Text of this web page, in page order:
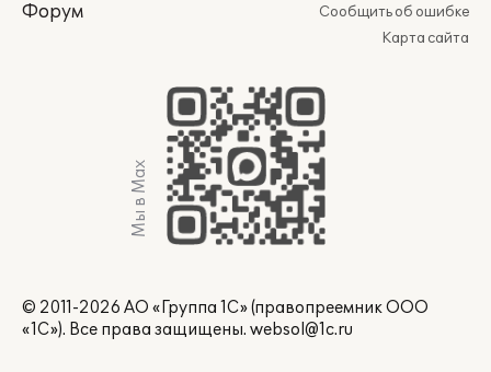
Форум
Сообщить об ошибке
Карта сайта
Мы в Max
© 2011-2026 АО «Группа 1С» (правопреемник ООО
«1С»). Все права защищены. websol@1c.ru